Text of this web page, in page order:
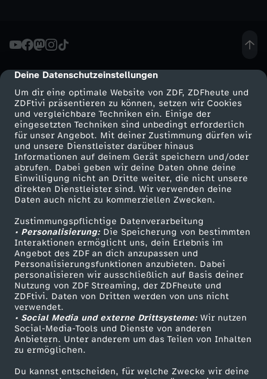
cmp-dialog-description
Deine Datenschutzeinstellungen
Um dir eine optimale Website von ZDF, ZDFheute und
ZDFtivi präsentieren zu können, setzen wir Cookies
und vergleichbare Techniken ein. Einige der
eingesetzten Techniken sind unbedingt erforderlich
für unser Angebot. Mit deiner Zustimmung dürfen wir
und unsere Dienstleister darüber hinaus
Informationen auf deinem Gerät speichern und/oder
abrufen. Dabei geben wir deine Daten ohne deine
Einwilligung nicht an Dritte weiter, die nicht unsere
direkten Dienstleister sind. Wir verwenden deine
Daten auch nicht zu kommerziellen Zwecken.
Zustimmungspflichtige Datenverarbeitung
• Personalisierung:Die Speicherung von bestimmten
Interaktionen ermöglicht uns, dein Erlebnis im
Angebot des ZDF an dich anzupassen und
Personalisierungsfunktionen anzubieten. Dabei
personalisieren wir ausschließlich auf Basis deiner
Nutzung von ZDF Streaming, der ZDFheute und
ZDFtivi. Daten von Dritten werden von uns nicht
verwendet.
• Social Media und externe Drittsysteme:Wir nutzen
Social-Media-Tools und Dienste von anderen
Anbietern. Unter anderem um das Teilen von Inhalten
zu ermöglichen.
Du kannst entscheiden, für welche Zwecke wir deine
l
m
–
K
l
i
m
a
k
o
n
Mehr ZDF
ZDF-Apps
Smart TV
ZDFtext
Livestreams
Sendungen A-Z
TV-Programm
Service
ZDFmitreden
Kontakt zum ZDF
Tickets
Zuschauerservice
Hilfe
ZDF Unternehmen
Karriere